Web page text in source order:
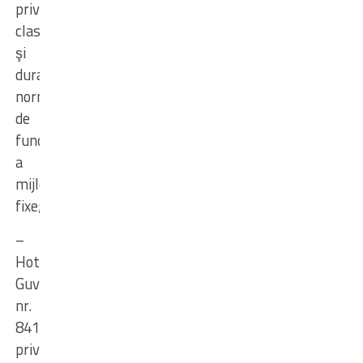
privind
clasificarea
şi
duratele
normale
de
funcţionare
a
mijloacelor
fixe;
–
Hotărârea
Guvernului
nr.
841/1995
privind